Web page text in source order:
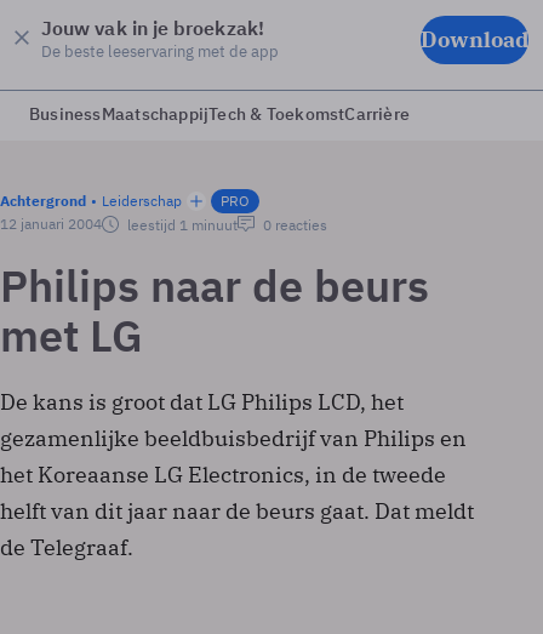
Jouw vak in je broekzak!
De beste leeservaring met de app Download
BusinessMaatschappijTech & ToekomstCarrière
Achtergrond Leiderschap
PRO
12 januari 2004
leestijd 1 minuut 0 reacties
Philips naar de beurs
met LG
De kans is groot dat LG Philips LCD, het
gezamenlijke beeldbuisbedrijf van Philips en
het Koreaanse LG Electronics, in de tweede
helft van dit jaar naar de beurs gaat. Dat meldt
de Telegraaf.